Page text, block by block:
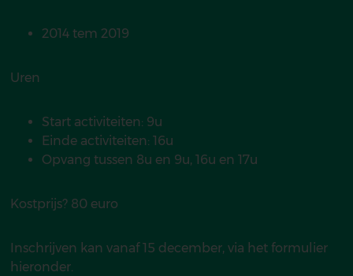
2014 tem 2019
Uren
Start activiteiten: 9u
Einde activiteiten: 16u
Opvang tussen 8u en 9u, 16u en 17u
Kostprijs? 80 euro
Inschrijven kan vanaf 15 december, via het formulier
hieronder.